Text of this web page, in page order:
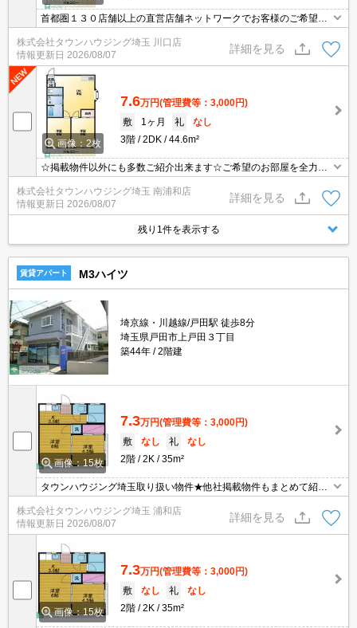
首都圏１３０店舗以上の直営店舗ネットワークでお客様のご希望に
合ったお部屋をお探しさせて頂きます☆賃貸市場に出ている情報を
まとめてご紹介☆何でもご相談下さい♪
株式会社タウンハウジング埼玉 川口店
情報更新日 2026/08/07
詳細を見る
画像：2枚
7.6万円(管理費等：3,000円)
敷
1ヶ月 礼
なし
3階
2DK 44.6m²
☆掲載物件以外にも多数ご紹介出来ます☆ご希望のお部屋を全力で
お探しさせて頂きます♪
株式会社タウンハウジング埼玉 南浦和店
情報更新日 2026/08/07
詳細を見る
残り1件を表示する
賃貸アパート M3ハイツ
埼京線・川越線/戸田駅 徒歩8分
埼玉県戸田市上戸田３丁目
築44年
2階建
画像：15枚
7.3万円(管理費等：3,000円)
敷
なし 礼
なし
2階
2K 35m²
タウンハウジング埼玉取り扱い物件★他社掲載物件もまとめて紹介
できます・オンラインでの面談＆見学も対応
株式会社タウンハウジング埼玉 浦和店
情報更新日 2026/08/07
詳細を見る
画像：15枚
7.3万円(管理費等：3,000円)
敷
なし 礼
なし
2階
2K 35m²